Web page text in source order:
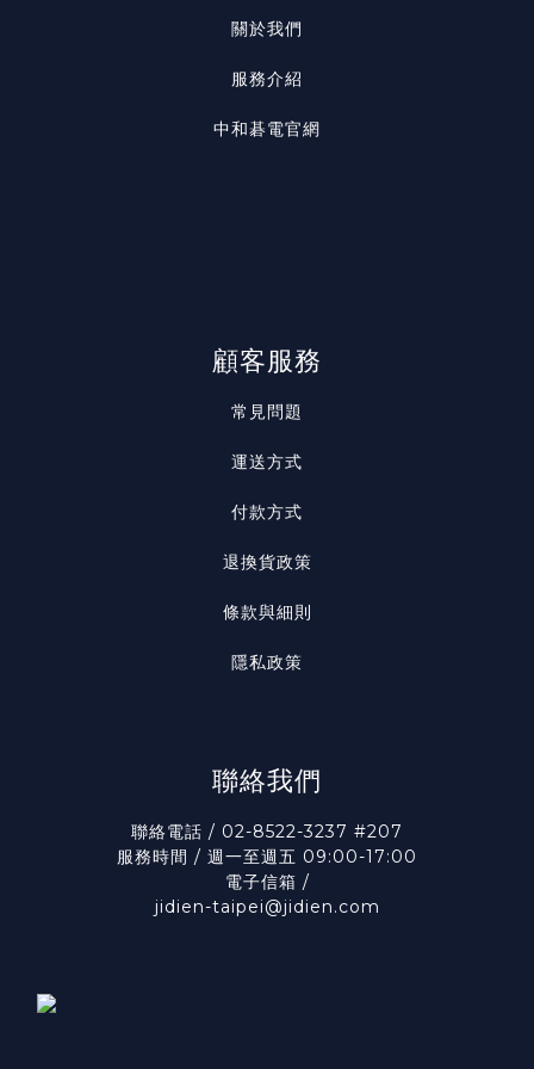
關於我們
服務介紹
中和碁電官網
顧客服務
常見問題
運送方式
付款方式
退換貨政策
條款與細則
隱私政策
聯絡我們
聯絡電話 / 02-8522-3237 #207
服務時間 / 週一至週五 09:00-17:00
電子信箱 /
jidien-taipei@jidien.com